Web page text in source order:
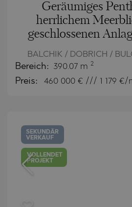
Geräumiges
herrlichem
geschlossenen
BALCHIK / DOBRICH /
Bereich: 390.07 m 2
Preis: 460 000 € /// 1 179 €/
SEKUNDÄR
VERKAUF
VOLLENDET
PROJEKT